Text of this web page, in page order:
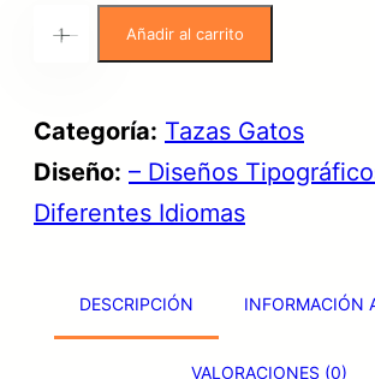
i
i
n
a
t
a
l
e
9
a
g
a
Añadir al carrito
Categoría: Tazas Gatos
Diseño: – Diseños
Diferentes Idiomas
DESCRIPCIÓN INFORMACIÓN
VALORACIONES (0)